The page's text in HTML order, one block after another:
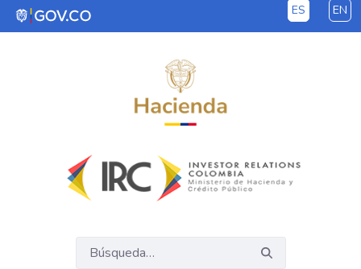
Saltar al contenido principal ES EN